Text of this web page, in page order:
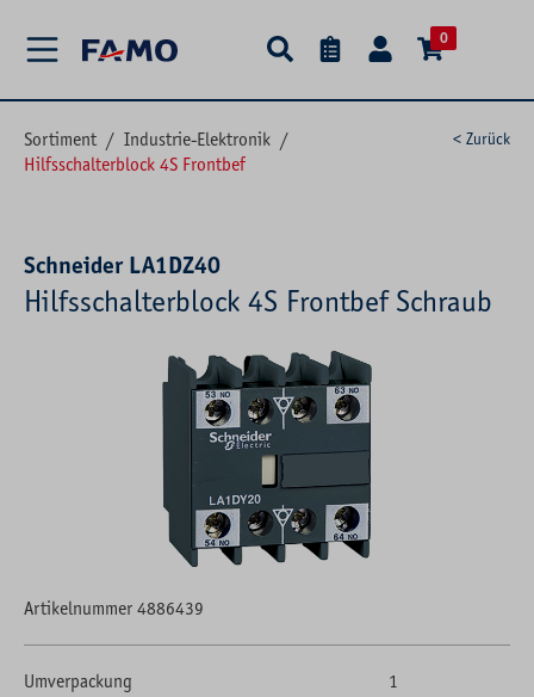
0
Sortiment / Industrie-Elektronik /
Hilfsschalterblock 4S Frontbef
< Zurück
Schneider LA1DZ40
Hilfsschalterblock 4S Frontbef Schraub
Bildergalerie überspringen
Artikelnummer 4886439
Umverpackung 1